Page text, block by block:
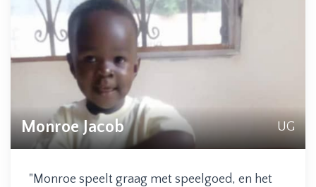
Monroe Jacob UG
"Monroe speelt graag met speelgoed, en het